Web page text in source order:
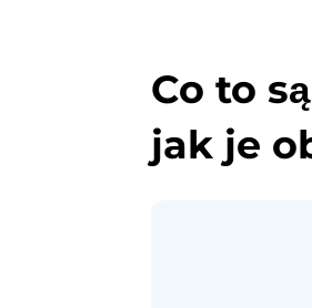
Co to
jak je